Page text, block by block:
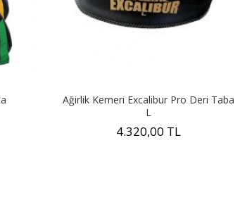
Ağirlik Kemeri Excalibur Pro Deri Taba
L
4.320,00 TL